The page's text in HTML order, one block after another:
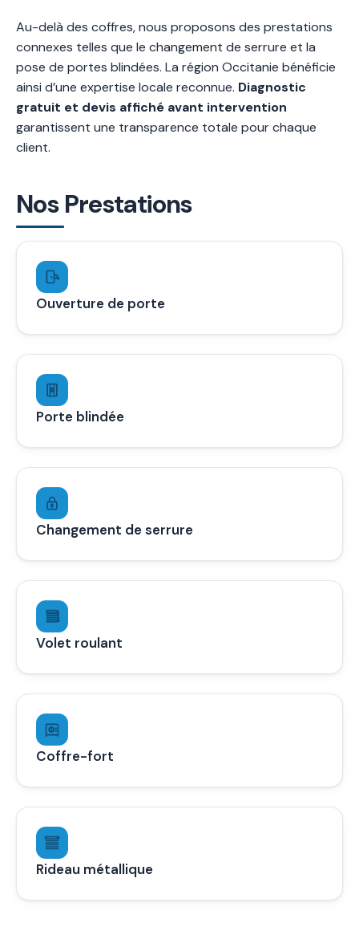
Au-delà des coffres, nous proposons des prestations
connexes telles que le changement de serrure et la
pose de portes blindées. La région Occitanie bénéficie
ainsi d’une expertise locale reconnue. Diagnostic
gratuit et devis affiché avant intervention
garantissent une transparence totale pour chaque
client.
Nos Prestations
Ouverture de porte
Porte blindée
Changement de serrure
Volet roulant
Coffre-fort
Rideau métallique